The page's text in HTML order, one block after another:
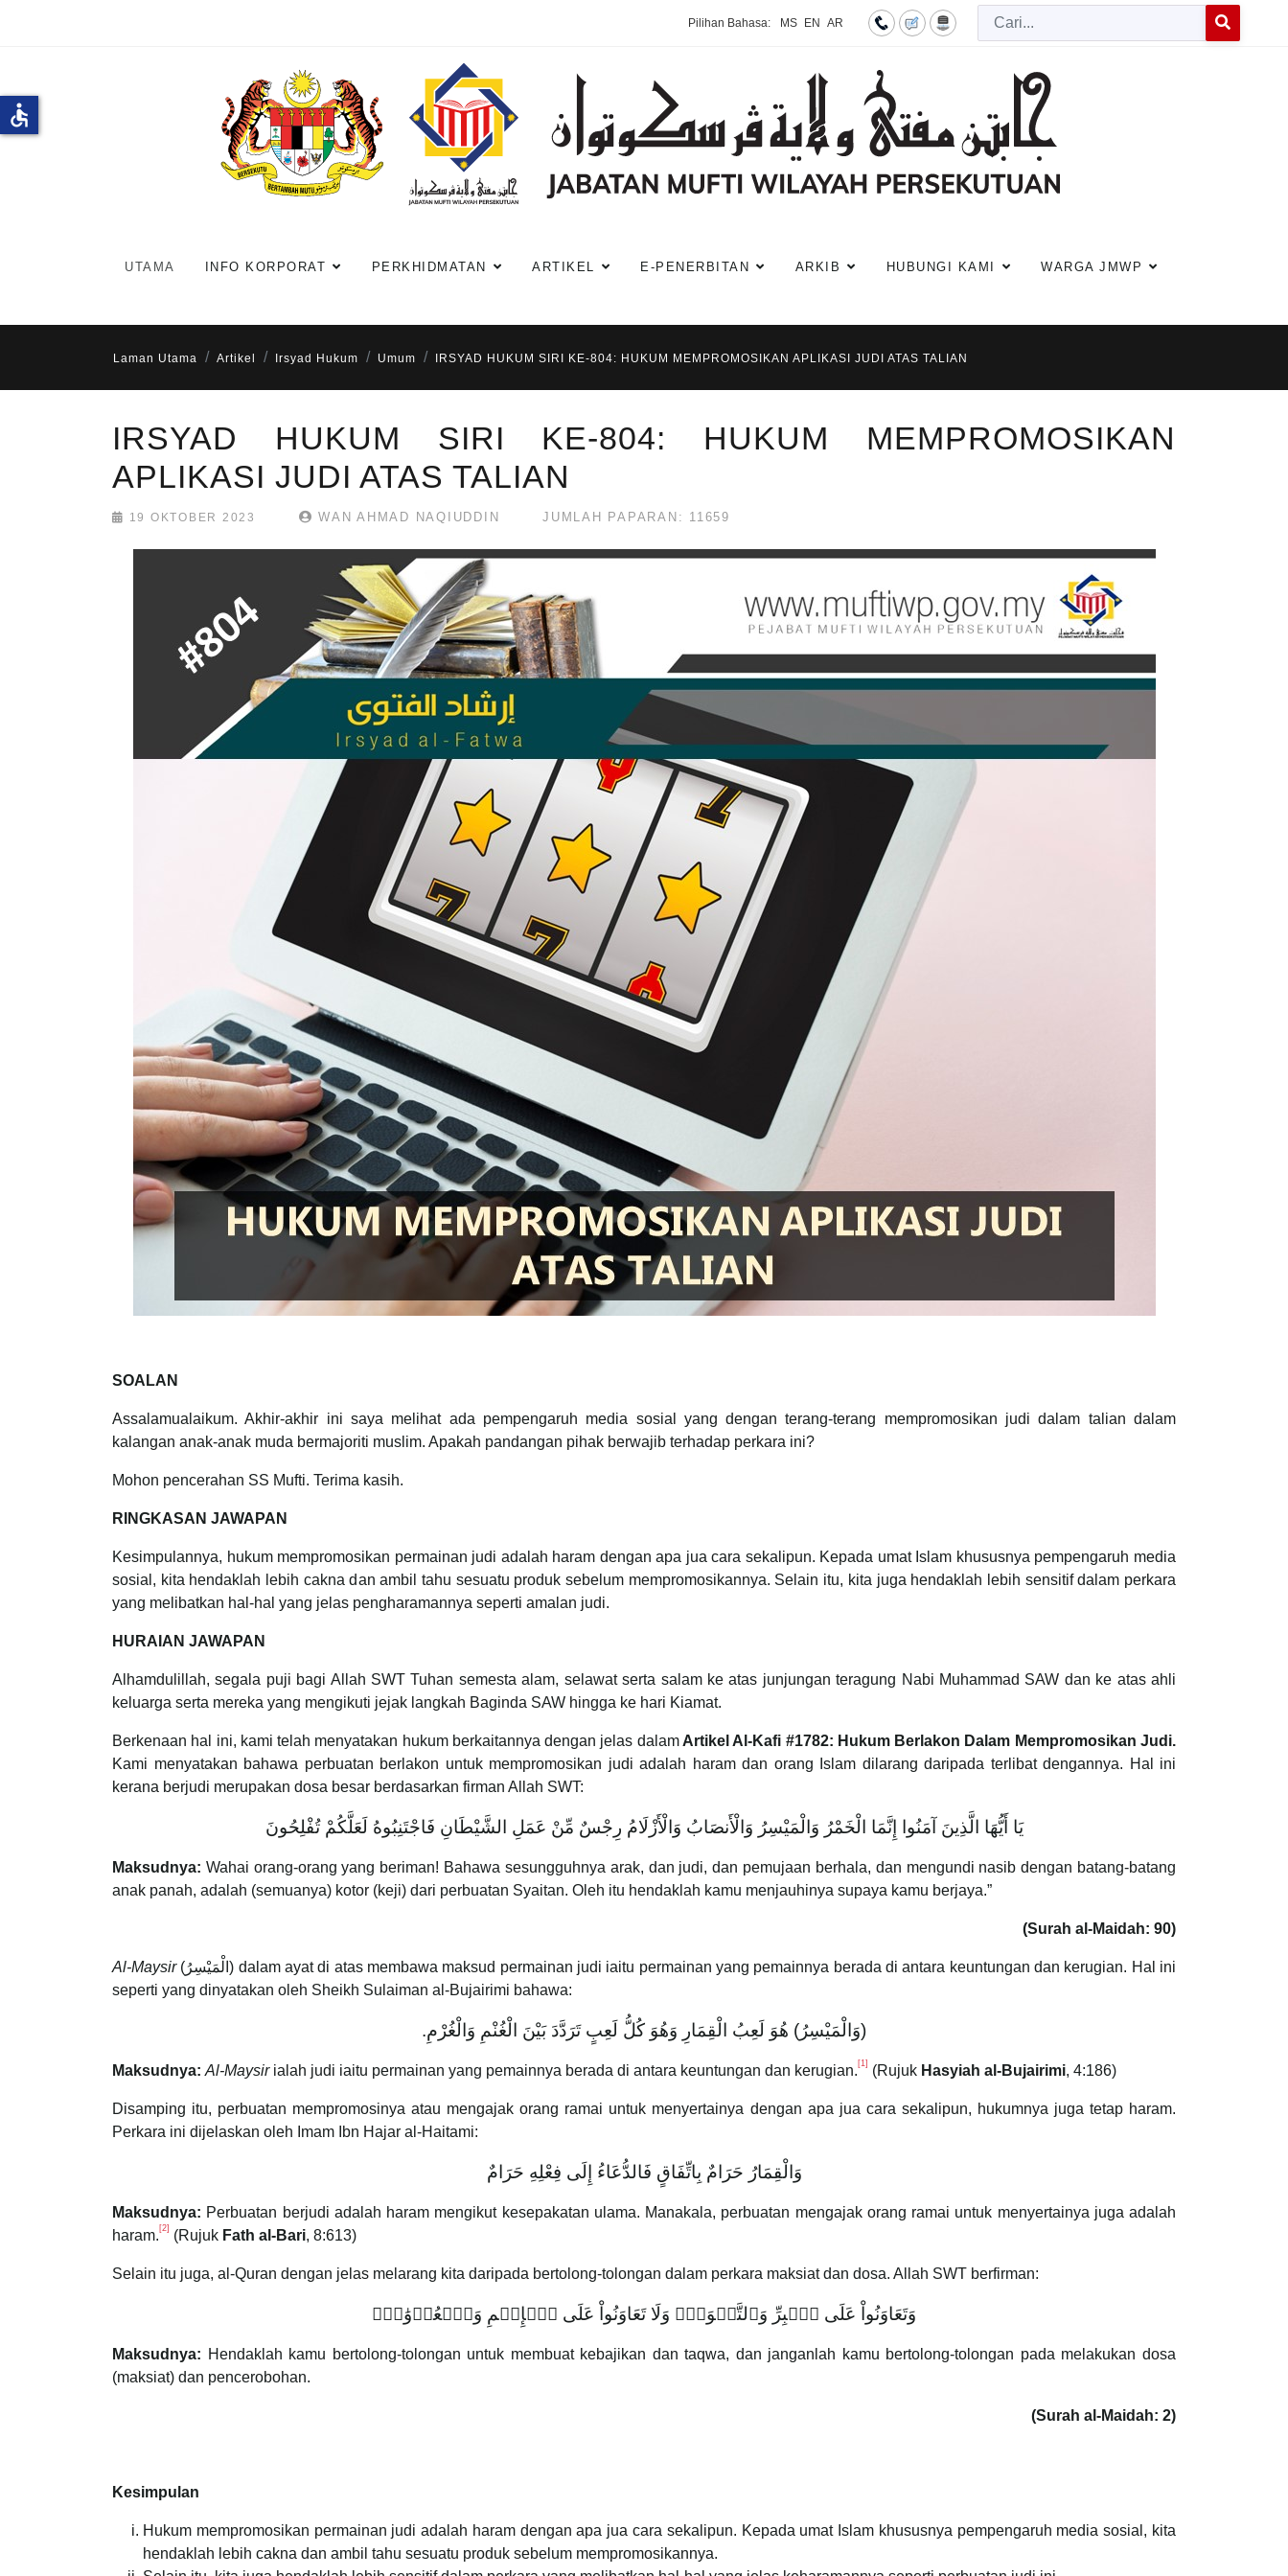
Pilihan Bahasa: MS EN AR
Cari
UTAMA INFO KORPORAT PERKHIDMATAN ARTIKEL E-PENERBITAN ARKIB HUBUNGI KAMI WARGA JMWP
Laman Utama Artikel Irsyad Hukum Umum IRSYAD HUKUM SIRI KE-804: HUKUM MEMPROMOSIKAN APLIKASI JUDI ATAS TALIAN
IRSYAD HUKUM SIRI KE-804: HUKUM MEMPROMOSIKAN
APLIKASI JUDI ATAS TALIAN
19 OKTOBER 2023 WAN AHMAD NAQIUDDIN JUMLAH PAPARAN: 11659
SOALAN
Assalamualaikum. Akhir-akhir ini saya melihat ada pempengaruh media sosial yang dengan terang-terang mempromosikan judi dalam talian dalam
kalangan anak-anak muda bermajoriti muslim. Apakah pandangan pihak berwajib terhadap perkara ini?
Mohon pencerahan SS Mufti. Terima kasih.
RINGKASAN JAWAPAN
Kesimpulannya, hukum mempromosikan permainan judi adalah haram dengan apa jua cara sekalipun. Kepada umat Islam khususnya pempengaruh media
sosial, kita hendaklah lebih cakna dan ambil tahu sesuatu produk sebelum mempromosikannya. Selain itu, kita juga hendaklah lebih sensitif dalam perkara
yang melibatkan hal-hal yang jelas pengharamannya seperti amalan judi.
HURAIAN JAWAPAN
Alhamdulillah, segala puji bagi Allah SWT Tuhan semesta alam, selawat serta salam ke atas junjungan teragung Nabi Muhammad SAW dan ke atas ahli
keluarga serta mereka yang mengikuti jejak langkah Baginda SAW hingga ke hari Kiamat.
Berkenaan hal ini, kami telah menyatakan hukum berkaitannya dengan jelas dalamArtikel Al-Kafi #1782: Hukum Berlakon Dalam Mempromosikan Judi.
Kami menyatakan bahawa perbuatan berlakon untuk mempromosikan judi adalah haram dan orang Islam dilarang daripada terlibat dengannya. Hal ini
kerana berjudi merupakan dosa besar berdasarkan firman Allah SWT:
يَا أَيُّهَا الَّذِينَ آمَنُوا إِنَّمَا الْخَمْرُ وَالْمَيْسِرُ وَالْأَنصَابُ وَالْأَزْلَامُ رِجْسٌ مِّنْ عَمَلِ الشَّيْطَانِ فَاجْتَنِبُوهُ لَعَلَّكُمْ تُفْلِحُونَ
Maksudnya: Wahai orang-orang yang beriman! Bahawa sesungguhnya arak, dan judi, dan pemujaan berhala, dan mengundi nasib dengan batang-batang
anak panah, adalah (semuanya) kotor (keji) dari perbuatan Syaitan. Oleh itu hendaklah kamu menjauhinya supaya kamu berjaya.”
(Surah al-Maidah: 90)
Al-Maysir(الْمَيْسِرُ) dalam ayat di atas membawa maksud permainan judi iaitu permainan yang pemainnya berada di antara keuntungan dan kerugian. Hal ini
seperti yang dinyatakan oleh Sheikh Sulaiman al-Bujairimi bahawa:
(وَالْمَيْسِرُ) هُوَ لَعِبُ الْقِمَارِ وَهُوَ كُلُّ لَعِبٍ تَرَدَّدَ بَيْنَ الْغُنْمِ وَالْغُرْمِ.
Maksudnya: Al-Maysirialah judi iaitu permainan yang pemainnya berada di antara keuntungan dan kerugian. [1] (Rujuk Hasyiah al-Bujairimi, 4:186)
Disamping itu, perbuatan mempromosinya atau mengajak orang ramai untuk menyertainya dengan apa jua cara sekalipun, hukumnya juga tetap haram.
Perkara ini dijelaskan oleh Imam Ibn Hajar al-Haitami:
وَالْقِمَارُ حَرَامٌ بِاتِّفَاقٍ فَالدُّعَاءُ إِلَى فِعْلِهِ حَرَامٌ
Maksudnya: Perbuatan berjudi adalah haram mengikut kesepakatan ulama. Manakala, perbuatan mengajak orang ramai untuk menyertainya juga adalah
haram. [2] (Rujuk Fath al-Bari, 8:613)
Selain itu juga, al-Quran dengan jelas melarang kita daripada bertolong-tolongan dalam perkara maksiat dan dosa. Allah SWT berfirman:
وَتَعَاوَنُواْ عَلَى ٱلۡبِرِّ وَٱلتَّقۡوَىٰۖ وَلَا تَعَاوَنُواْ عَلَى ٱلۡإِثۡمِ وَٱلۡعُدۡوَٰنِۚ
Maksudnya: Hendaklah kamu bertolong-tolongan untuk membuat kebajikan dan taqwa, dan janganlah kamu bertolong-tolongan pada melakukan dosa
(maksiat) dan pencerobohan.
(Surah al-Maidah: 2)
Kesimpulan
Hukum mempromosikan permainan judi adalah haram dengan apa jua cara sekalipun. Kepada umat Islam khususnya pempengaruh media sosial, kita
hendaklah lebih cakna dan ambil tahu sesuatu produk sebelum mempromosikannya.
accessible